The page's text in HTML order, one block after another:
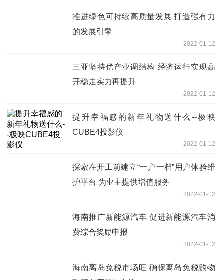
推进绿色可持续高质量发展 打造强有力
的发展引擎
2022-01-12
三亚坚持优产业调结构 经济运行实现高
开稳走实力再提升
2022-01-12
提升幸福感的新年礼物送什么--极映
CUBE4投影仪
2022-01-12
探索在开工前建立“一户一档”用户体验维
护平台 为业主提供增值服务
2022-01-12
海南推广新能源汽车 促进新能源汽车消
费综合奖励申报
2022-01-12
海南离岛免税市场旺 确保离岛免税购物